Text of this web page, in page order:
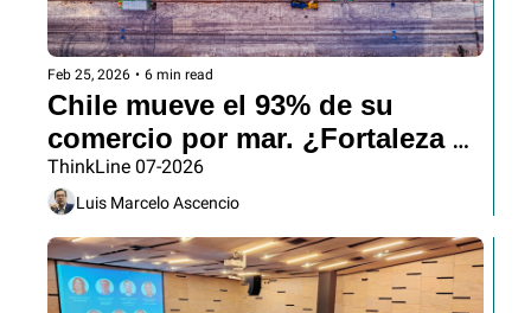
Feb 25, 2026 • 6 min read
Chile mueve el 93% de su
comercio por mar. ¿Fortaleza o
riesgo?
ThinkLine 07-2026
Luis Marcelo Ascencio